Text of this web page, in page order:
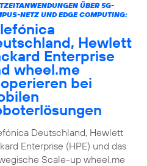
ÜBER 5G-
NETZ UND EDGE COMPUTING:
Hewlett
Enterprise
wheel.me
bei
Deutschland, Hewlett
Enterprise (HPE) und das
Scale-up wheel.me